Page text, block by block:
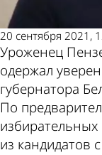
20 сентября 2021,
Уроженец
одержал
губернатора
По
из кандидатов